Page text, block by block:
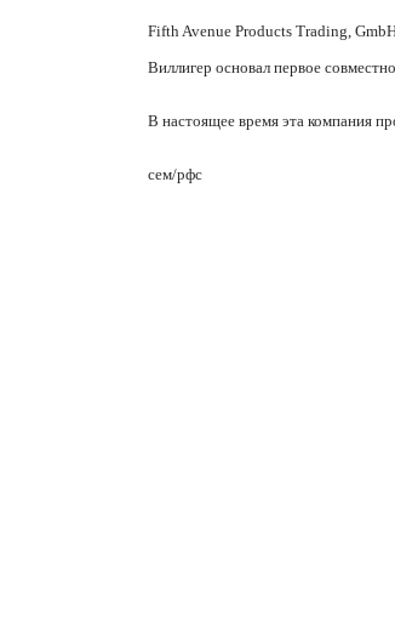
Fifth Avenue Products Trading,
Виллигер основал первое
В настоящее время эта компания
сем/рфс